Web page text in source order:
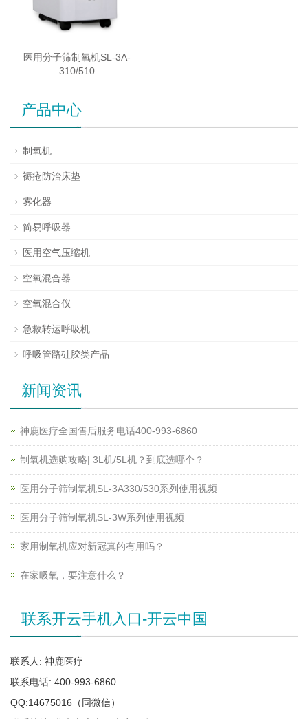
医用分子筛制氧机SL-3A-
310/510
产品中心
制氧机
褥疮防治床垫
雾化器
简易呼吸器
医用空气压缩机
空氧混合器
空氧混合仪
急救转运呼吸机
呼吸管路硅胶类产品
新闻资讯
神鹿医疗全国售后服务电话400-993-6860
制氧机选购攻略| 3L机/5L机？到底选哪个？
医用分子筛制氧机SL-3A330/530系列使用视频
医用分子筛制氧机SL-3W系列使用视频
家用制氧机应对新冠真的有用吗？
在家吸氧，要注意什么？
联系开云手机入口-开云中国
联系人: 神鹿医疗
联系电话: 400-993-6860
QQ:14675016（同微信）